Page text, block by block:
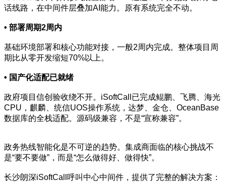
话线路，在中间件层叠加AI能力。原有系统完全不动。
• 部署周期2周内
基础环境部署和核心功能对接，一般2周内完成。整体项目周
期比从零开发缩短70%以上。
• 国产化适配已就绪
政府项目信创验收绕不开。iSoftCall已完成鲲鹏、飞腾、海光
CPU，麒麟、统信UOS操作系统，达梦、金仓、OceanBase
数据库的全栈适配。源码级兼容，不是“宣称兼容”。
政务热线智能化是不可逆的趋势。集成商面临的核心挑战不
是“要不要做”，而是“怎么做得好、做得快”。
长沙朗深iSoftCall呼叫中心中间件，提供了完整的解决方案：